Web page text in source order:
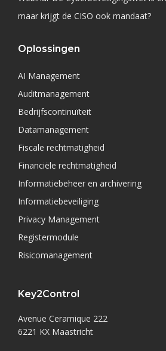
maar krijgt de CISO ook mandaat?
Oplossingen
AI Management
Auditmanagement
Bedrijfscontinuïteit
Datamanagement
Fiscale rechtmatigheid
Financiële rechtmatigheid
Informatiebeheer en archivering
Informatiebeveiliging
Privacy Management
Registermodule
Risicomanagement
Key2Control
Avenue Ceramique 222
6221 KX Maastricht